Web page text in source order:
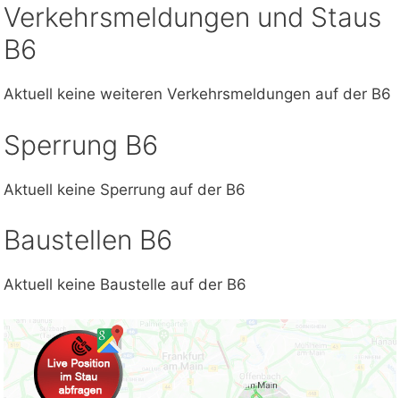
Verkehrsmeldungen und Staus
B6
Aktuell keine weiteren Verkehrsmeldungen auf der B6
Sperrung B6
Aktuell keine Sperrung auf der B6
Baustellen B6
Aktuell keine Baustelle auf der B6